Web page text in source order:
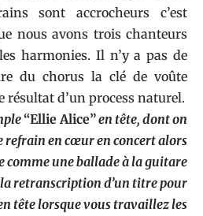
sont accrocheurs c’est
nous avons trois chanteurs
harmonies. Il n’y a pas de
du chorus la clé de voûte
résultat d’un process naturel.
“Ellie Alice”en tête, dont on
en cœur en concert alors
comme une ballade à la guitare
retranscription d’un titre pour
tête lorsque vous travaillez les